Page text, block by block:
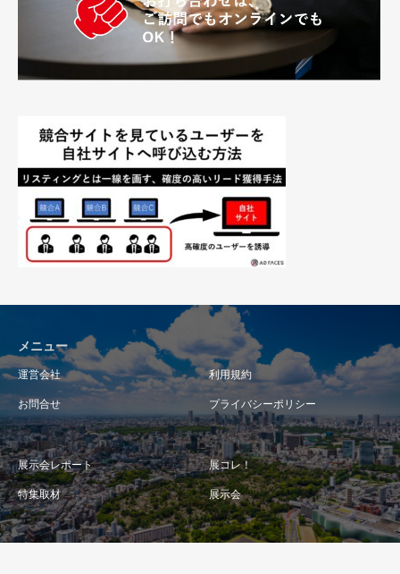
メニュー
運営会社 利用規約
お問合せ プライバシーポリシー
展示会レポート 展コレ！
特集取材 展示会